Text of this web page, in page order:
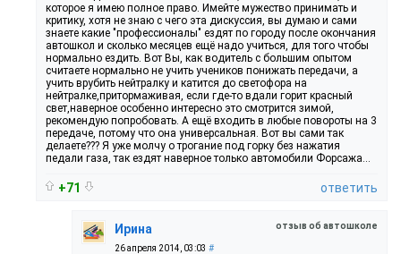
которое я имею полное право. Имейте мужество принимать и
критику, хотя не знаю с чего эта дискуссия, вы думаю и сами
знаете какие "профессионалы" ездят по городу после окончания
автошкол и сколько месяцев ещё надо учиться, для того чтобы
нормально ездить. Вот Вы, как водитель с большим опытом
считаете нормально не учить учеников понижать передачи, а
учить врубить нейтралку и катится до светофора на
нейтралке,притормаживая, если где-то вдали горит красный
свет,наверное особенно интересно это смотрится зимой,
рекомендую попробовать. А ещё входить в любые повороты на 3
передаче, потому что она универсальная. Вот вы сами так
делаете??? Я уже молчу о трогание под горку без нажатия
педали газа, так ездят наверное только автомобили Форсажа...
+71 ответить
отзыв об автошколе
Ирина
26 апреля 2014, 03:03 #